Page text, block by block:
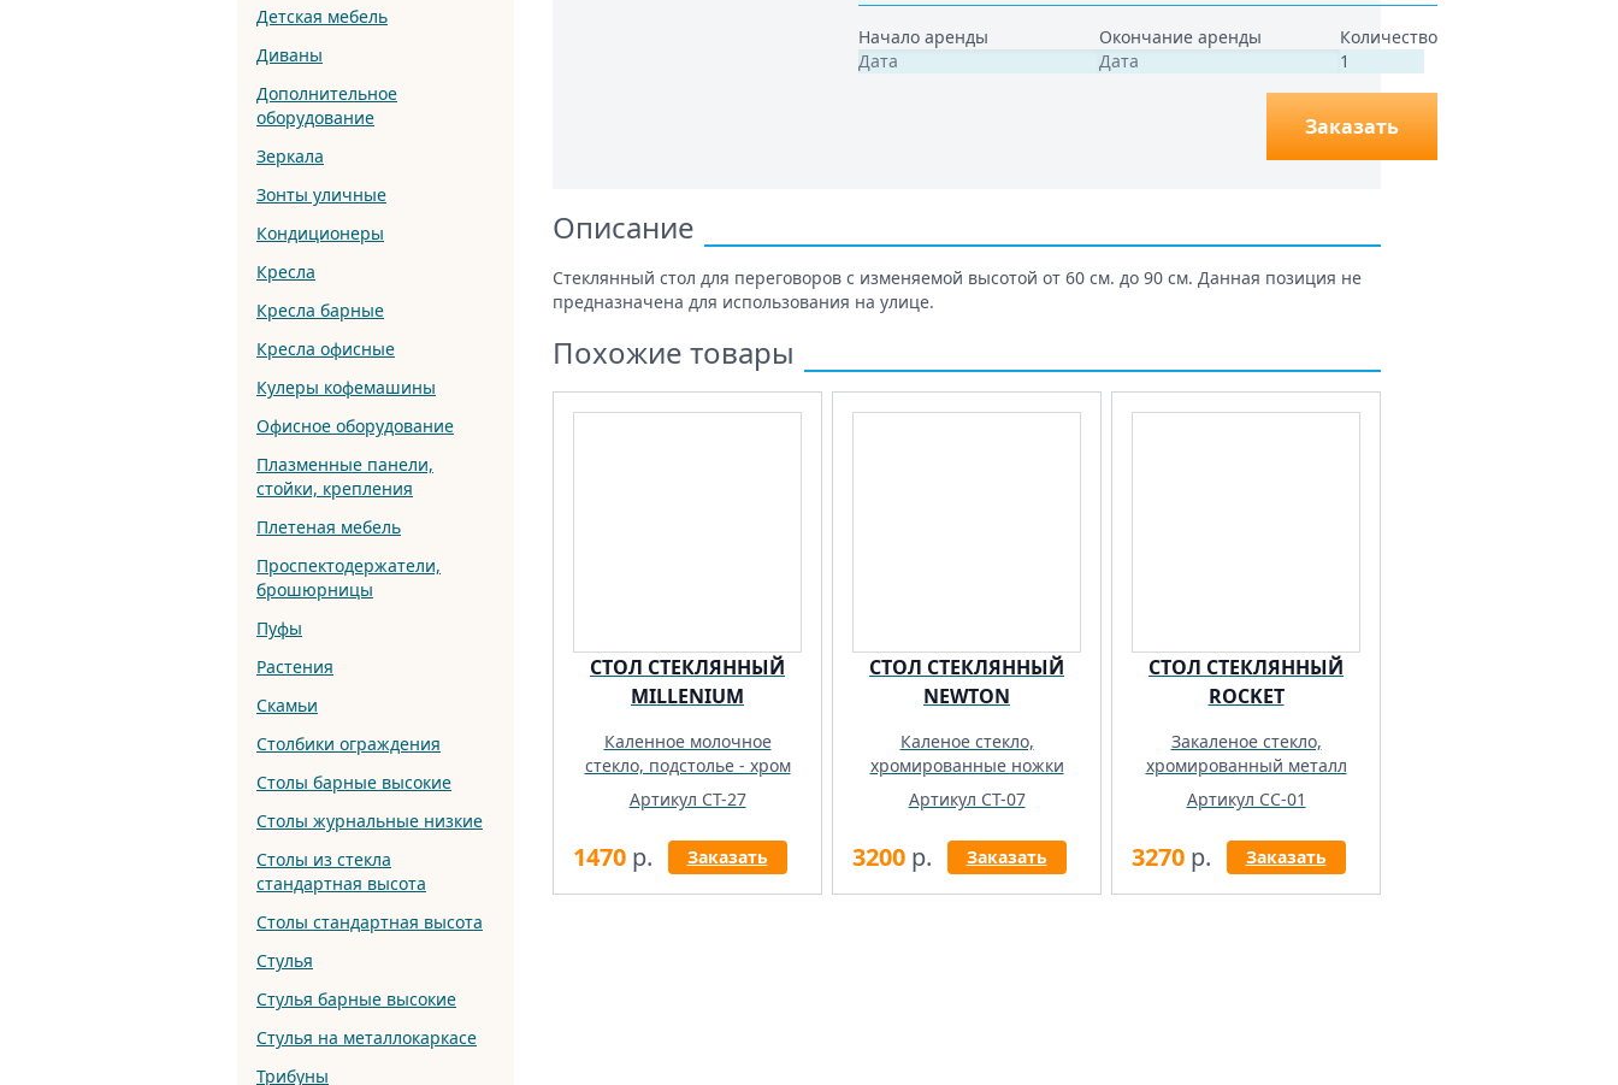
Детская мебель
Диваны
Дополнительное
оборудование
Зеркала
Зонты уличные
Кондиционеры
Кресла
Кресла барные
Кресла офисные
Кулеры кофемашины
Офисное оборудование
Плазменные панели,
стойки, крепления
Плетеная мебель
Проспектодержатели,
брошюрницы
Пуфы
Растения
Скамьи
Столбики ограждения
Столы барные высокие
Столы журнальные низкие
Столы из стекла
стандартная высота
Столы стандартная высота
Стулья
Стулья барные высокие
Стулья на металлокаркасе
Трибуны
Начало аренды Окончание аренды Количество
Заказать
Описание
Стеклянный стол для переговоров с изменяемой высотой от 60 см. до 90 см. Данная позиция не
предназначена для использования на улице.
Похожие товары
СТОЛ СТЕКЛЯННЫЙ
MILLENIUM
Каленное молочное
стекло, подстолье - хром
Артикул СТ-27
1470 р. Заказать
СТОЛ СТЕКЛЯННЫЙ
NEWTON
Каленое стекло,
хромированные ножки
Артикул СТ-07
3200 р. Заказать
СТОЛ СТЕКЛЯННЫЙ
ROCKET
Закаленое стекло,
хромированный металл
Артикул CC-01
3270 р. Заказать